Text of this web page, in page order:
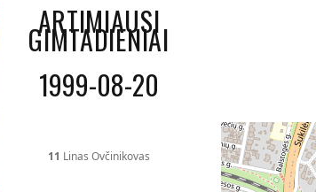
ARTIMIAUSI
GIMTADIENIAI
1999-08-20
11 Linas Ovčinikovas